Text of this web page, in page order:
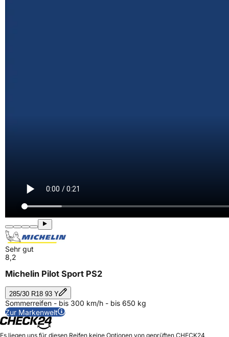
Sehr gut
8,2
Michelin Pilot Sport PS2
285/30 R18 93 Y
Sommerreifen - bis 300 km/h - bis 650 kg
Zur Markenwelt
Es liegen uns für diesen Reifen keine Optionen von geprüften CHECK24